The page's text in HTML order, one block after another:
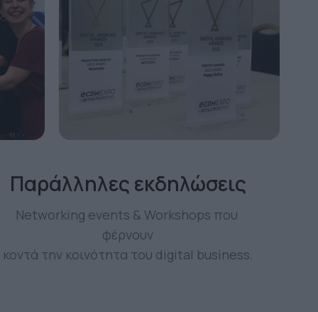
Παράλληλες εκδηλώσεις
Networking events & Workshops που
φέρνουν
κοντά την κοινότητα του digital business.